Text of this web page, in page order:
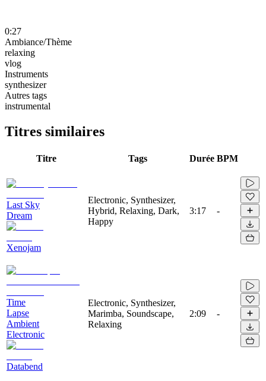
0:27
Ambiance/Thème
relaxing
vlog
Instruments
synthesizer
Autres tags
instrumental
Titres similaires
Titre Tags Durée BPM
Last Sky
Dream
Xenojam
Electronic, Synthesizer,
Hybrid, Relaxing, Dark,
Happy
3:17 -
Time
Lapse
Ambient
Electronic
Databend
Electronic, Synthesizer,
Marimba, Soundscape,
Relaxing
2:09 -